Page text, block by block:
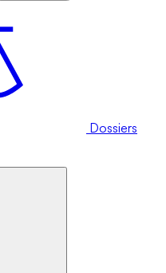
Dossiers